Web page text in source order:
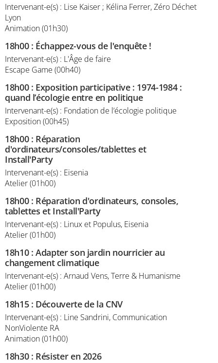
Intervenant-e(s) : Lise Kaiser ; Kélina Ferrer, Zéro Déchet
Lyon
Animation (01h30)
18h00: Échappez-vous de l'enquête !
Intervenant-e(s) : L'Âge de faire
Escape Game (00h40)
18h00: Exposition participative : 1974-1984 :
quand l’écologie entre en politique
Intervenant-e(s) : Fondation de l’écologie politique
Exposition (00h45)
18h00: Réparation
d'ordinateurs/consoles/tablettes et
Install'Party
Intervenant-e(s) : Eisenia
Atelier (01h00)
18h00: Réparation d'ordinateurs, consoles,
tablettes et Install'Party
Intervenant-e(s) : Linux et Populus, Eisenia
Atelier (01h00)
18h10:Adapter son jardin nourricier au
changement climatique
Intervenant-e(s) : Arnaud Vens, Terre & Humanisme
Atelier (01h00)
18h15: Découverte de la CNV
Intervenant-e(s) : Line Sandrini, Communication
NonViolente RA
Animation (01h00)
18h30: Résister en 2026